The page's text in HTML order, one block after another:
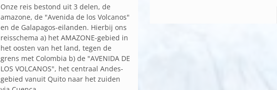
Onze reis bestond uit 3 delen, de
amazone, de "Avenida de los Volcanos"
en de Galapagos-eilanden. Hierbij ons
reisschema a) het AMAZONE-gebied in
het oosten van het land, tegen de
grens met Colombia b) de "AVENIDA DE
LOS VOLCANOS", het centraal Andes-
gebied vanuit Quito naar het zuiden